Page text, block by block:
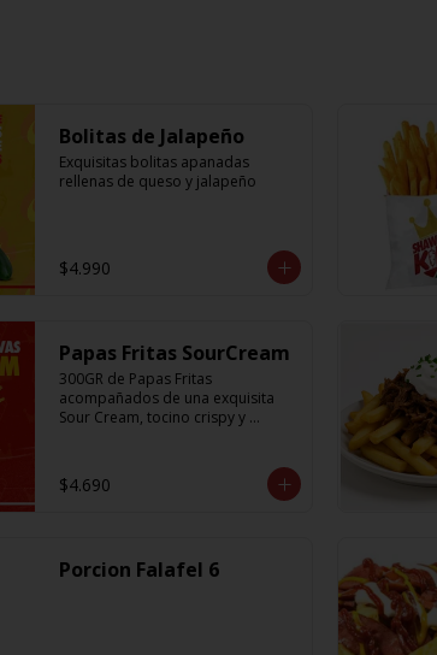
Bolitas de Jalapeño
Exquisitas bolitas apanadas
rellenas de queso y jalapeño
$4.990
Papas Fritas SourCream
300GR de Papas Fritas
acompañados de una exquisita
Sour Cream, tocino crispy y
$4.690
Porcion Falafel 6